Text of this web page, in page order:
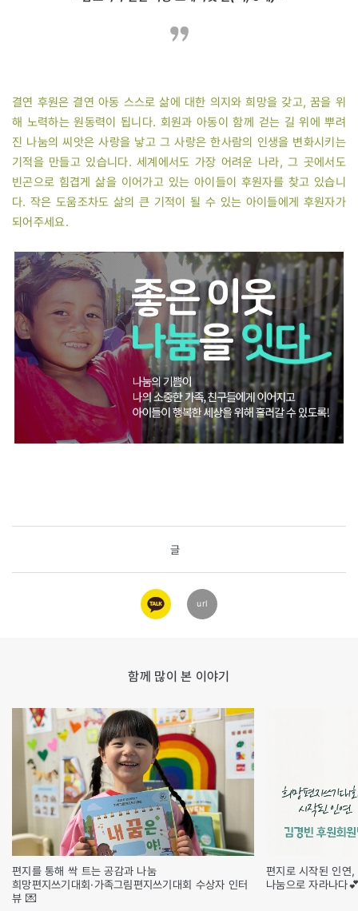
결연 후원은 결연 아동 스스로 삶에 대한 의지와 희망을 갖고, 꿈을 위
해 노력하는 원동력이 됩니다. 회원과 아동이 함께 걷는 길 위에 뿌려
진 나눔의 씨앗은 사랑을 낳고 그 사랑은 한사람의 인생을 변화시키는
기적을 만들고 있습니다. 세계에서도 가장 어려운 나라, 그 곳에서도
빈곤으로 힘겹게 삶을 이어가고 있는 아이들이 후원자를 찾고 있습니
다. 작은 도움조차도 삶의 큰 기적이 될 수 있는 아이들에게 후원자가
되어주세요.
글
카카오
링크
url
함께 많이 본 이야기
편지를 통해 싹 트는 공감과 나눔
희망편지쓰기대회·가족그림편지쓰기대회 수상자 인터
뷰 💌
편지로 시작된 인연,
나눔으로 자라나다